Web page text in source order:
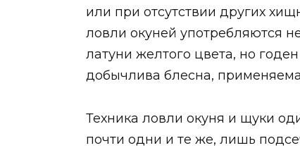
или при отсутствии других
ловли окуней употребляются
латуни желтого цвета, но
добычлива блесна,
Техника ловли окуня и щуки
почти одни и те же, лишь